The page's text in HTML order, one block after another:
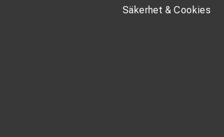
Säkerhet & Cookies